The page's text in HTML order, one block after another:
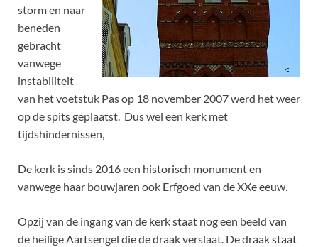
storm en naar
beneden
gebracht
vanwege
instabiliteit
van het voetstuk Pas op 18 november 2007 werd het weer
op de spits geplaatst. Dus wel een kerk met
tijdshindernissen,
De kerk is sinds 2016 een historisch monument en
vanwege haar bouwjaren ook Erfgoed van de XXe eeuw.
Opzij van de ingang van de kerk staat nog een beeld van
de heilige Aartsengel die de draak verslaat. De draak staat